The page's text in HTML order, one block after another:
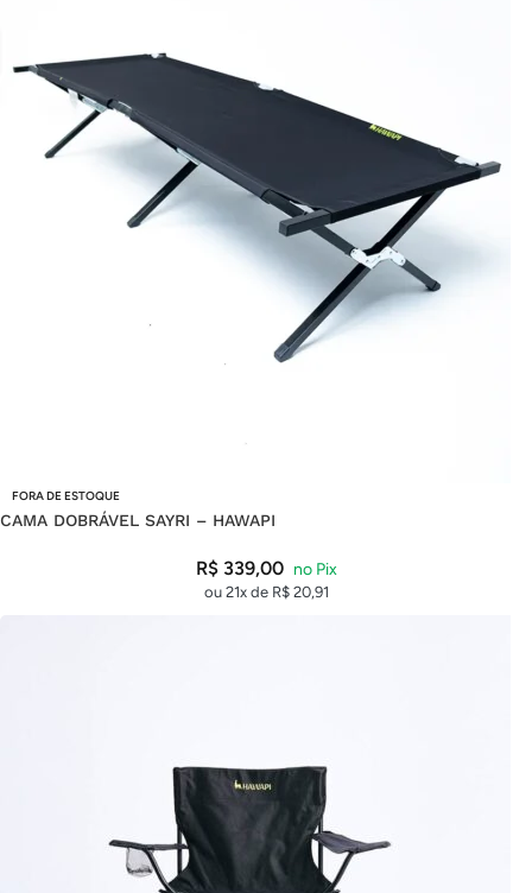
FORA DE ESTOQUE
CAMA DOBRÁVEL SAYRI – HAWAPI
R$339,00
ou 21x de R$ 20,91